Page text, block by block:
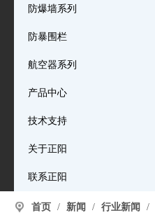
防爆墙系列
防暴围栏
航空器系列
产品中心
技术支持
关于正阳
联系正阳
首页 / 新闻 / 行业新闻 /